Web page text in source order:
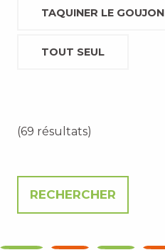
TAQUINER LE GOUJON
TOUT SEUL
(69 résultats)